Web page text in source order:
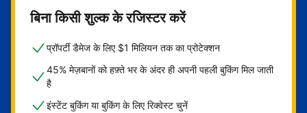
बिना किसी शुल्क के रजिस्टर करें
प्रॉपर्टी डैमेज के लिए $1 मिलियन तक का प्रोटेक्शन
45% मेज़बानों को हफ़्ते भर के अंदर ही अपनी पहली बुकिंग मिल जाती
है
इंस्टेंट बुकिंग या बुकिंग के लिए रिक्वेस्ट चुनें